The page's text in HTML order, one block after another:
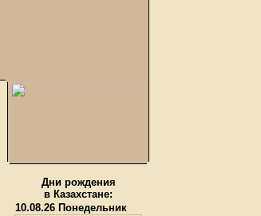
Дни рождения
в Казахстане:
10.08.26 Понедельник